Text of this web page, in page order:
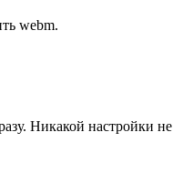
webm.
Никакой настройки не